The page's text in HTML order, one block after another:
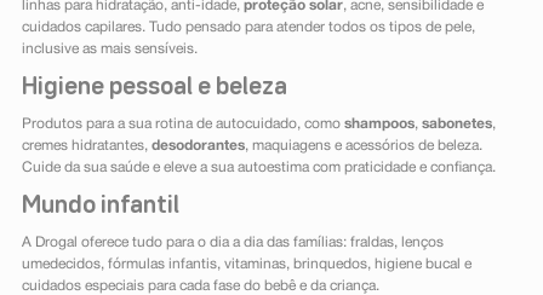
linhas para hidratação, anti-idade, proteção solar, acne, sensibilidade e
cuidados capilares. Tudo pensado para atender todos os tipos de pele,
inclusive as mais sensíveis.
Higiene pessoal e beleza
Produtos para a sua rotina de autocuidado, como shampoos, sabonetes,
cremes hidratantes, desodorantes, maquiagens e acessórios de beleza.
Cuide da sua saúde e eleve a sua autoestima com praticidade e confiança.
Mundo infantil
A Drogal oferece tudo para o dia a dia das famílias: fraldas, lenços
umedecidos, fórmulas infantis, vitaminas, brinquedos, higiene bucal e
cuidados especiais para cada fase do bebê e da criança.